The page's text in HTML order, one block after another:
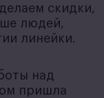
скидки,
людей,
линейки.
над
пришла